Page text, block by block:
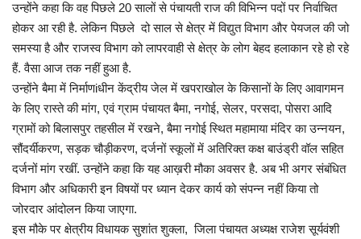
उन्होंने कहा कि वह पिछले 20 सालों से पंचायती राज की विभिन्न पदों पर निर्वाचित
होकर आ रही है. लेकिन पिछले दो साल से क्षेत्र में विद्युत विभाग और पेयजल की जो
समस्या है और राजस्व विभाग को लापरवाही से क्षेत्र के लोग बेहद हलाकान रहे हो रहे
हैं. वैसा आज तक नहीं हुआ है.
उन्होंने बैमा में निर्माणiधीन केंद्रीय जेल में खपराखोल के किसानों के लिए आवागमन
के लिए रास्ते की मांग, एवं ग्राम पंचायत बैमा, नगोई, सेलर, परसदा, पोसरा आदि
ग्रामों को बिलासपुर तहसील में रखने, बैमा नगोई स्थित महामाया मंदिर का उन्नयन,
सौंदर्यीकरण, सड़क चौड़ीकरण, दर्जनों स्कूलों में अतिरिक्त कक्ष बाउंड्री वॉल सहित
दर्जनों मांग रखीं. उन्होंने कहा कि यह आख़री मौका अवसर है. अब भी अगर संबंधित
विभाग और अधिकारी इन विषयों पर ध्यान देकर कार्य को संपन्न नहीं किया तो
जोरदार आंदोलन किया जाएगा.
इस मौके पर क्षेत्रीय विधायक सुशांत शुक्ला, जिला पंचायत अध्यक्ष राजेश सूर्यवंशी